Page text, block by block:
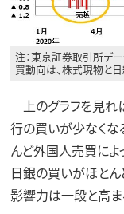
注：東京証券取引所デ
買動向は、株式現物と
上のグラフを見れ
行の買いが少なくな
んど外国人売買によ
日銀の買いがほとん
影響力は一段と高ま